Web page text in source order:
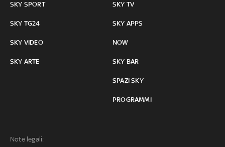
SKY SPORT
SKY TG24
SKY VIDEO
SKY ARTE
SKY TV
SKY APPS
NOW
SKY BAR
SPAZI SKY
PROGRAMMI
Note legali: